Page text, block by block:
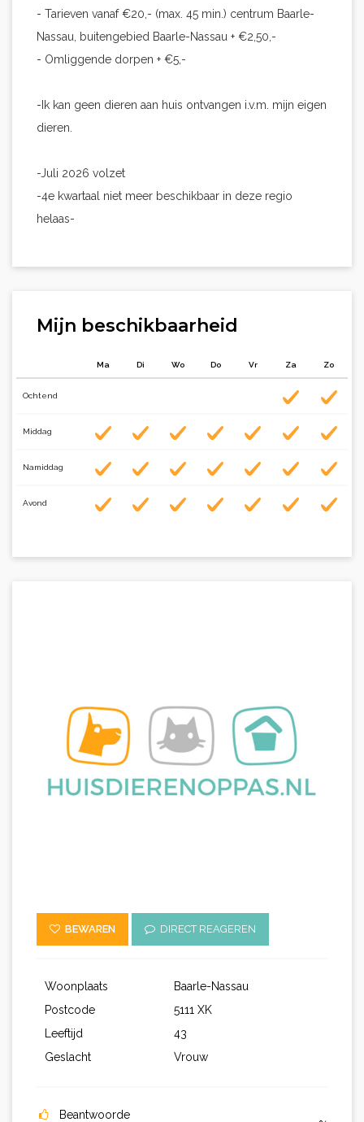
- Tarieven vanaf €20,- (max. 45 min.) centrum Baarle-
Nassau, buitengebied Baarle-Nassau + €2,50,-
- Omliggende dorpen + €5,-
-Ik kan geen dieren aan huis ontvangen i.v.m. mijn eigen
dieren.
-Juli 2026 volzet
-4e kwartaal niet meer beschikbaar in deze regio
helaas-
Mijn beschikbaarheid
Ma Di Wo Do Vr Za Zo
Ochtend
Middag
Namiddag
Avond
BEWAREN DIRECT REAGEREN
Woonplaats
Baarle-Nassau
Postcode
5111 XK
Leeftijd
43
Geslacht
Vrouw
Beantwoorde